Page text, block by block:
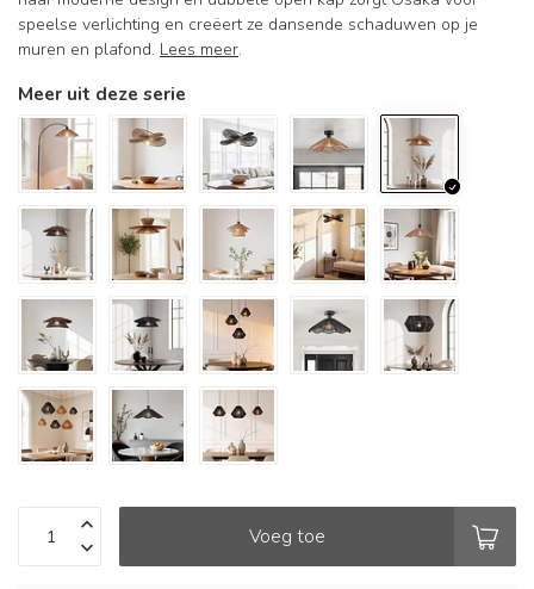
speelse verlichting en creëert ze dansende schaduwen op je
muren en plafond. Lees meer.
Meer uit deze serie
Voeg toe